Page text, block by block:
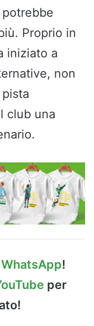
Proprio in
iniziato a
non
club una
WhatsApp!
per